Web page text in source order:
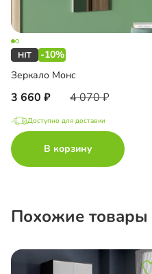
-10%
Зеркало Монс
3 660 4 070
Доступно для доставки
В корзину
Похожие товары